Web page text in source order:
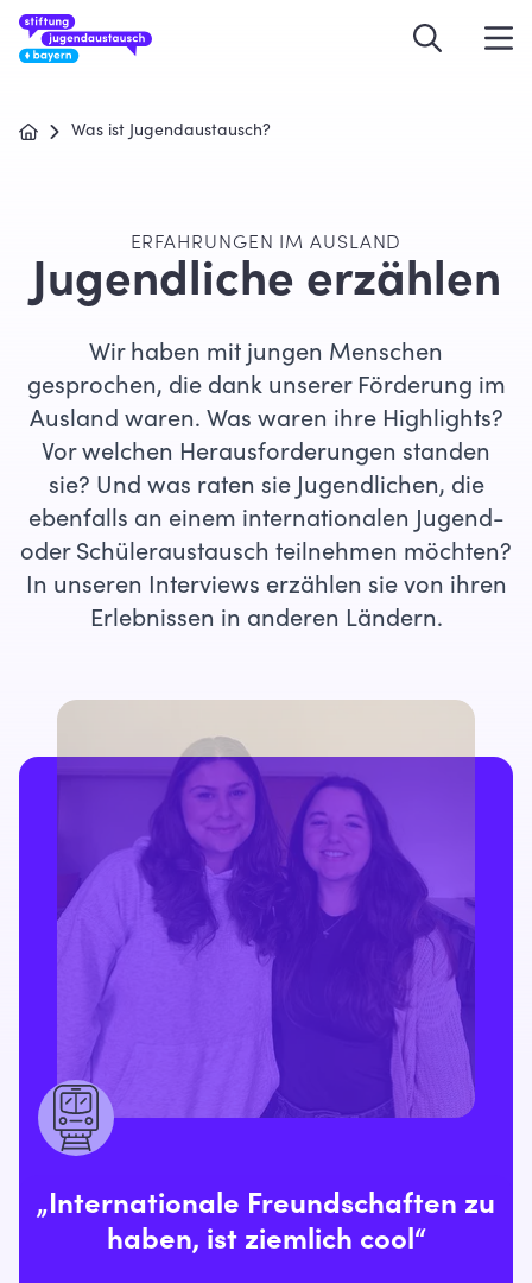
Was ist Jugendaustausch?
ERFAHRUNGEN IM AUSLAND
Jugendliche erzählen
Wir haben mit jungen Menschen
gesprochen, die dank unserer Förderung im
Ausland waren. Was waren ihre Highlights?
Vor welchen Herausforderungen standen
sie? Und was raten sie Jugendlichen, die
ebenfalls an einem internationalen Jugend-
oder Schüleraustausch teilnehmen möchten?
In unseren Interviews erzählen sie von ihren
Erlebnissen in anderen Ländern.
„Internationale Freundschaften zu
haben, ist ziemlich cool“